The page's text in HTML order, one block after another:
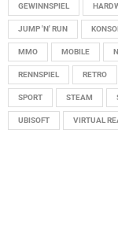
GEWINNSPIEL
JUMP 'N' RUN
MMO MOBILE
RENNSPIEL RETRO
SPORT STEAM
UBISOFT VIRTUAL